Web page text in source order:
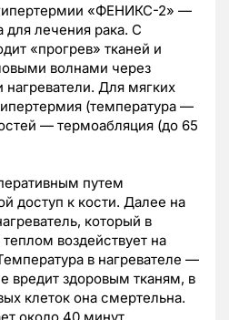
«ФЕНИКС-2» —
для лечения рака. С
«прогрев» тканей и
волнами через
Для мягких
(температура —
— термоабляция (до 65
путем
доступ к кости. Далее на
который в
воздействует на
в нагревателе —
вредит здоровым тканям, в
клеток она смертельна.
около 40 минут.